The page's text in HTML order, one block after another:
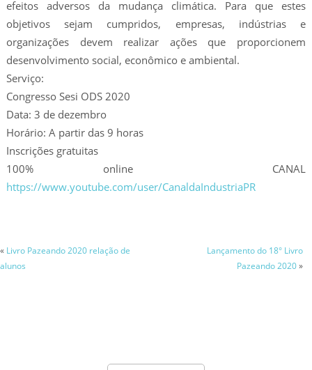
efeitos adversos da mudança climática. Para que estes
objetivos sejam cumpridos, empresas, indústrias e
organizações devem realizar ações que proporcionem
desenvolvimento social, econômico e ambiental.
Serviço:
Congresso Sesi ODS 2020
Data: 3 de dezembro
Horário: A partir das 9 horas
Inscrições gratuitas
100% online CANAL
https://www.youtube.com/user/CanaldaIndustriaPR
« Livro Pazeando 2020 relação de
alunos
Lançamento do 18° Livro
Pazeando 2020»